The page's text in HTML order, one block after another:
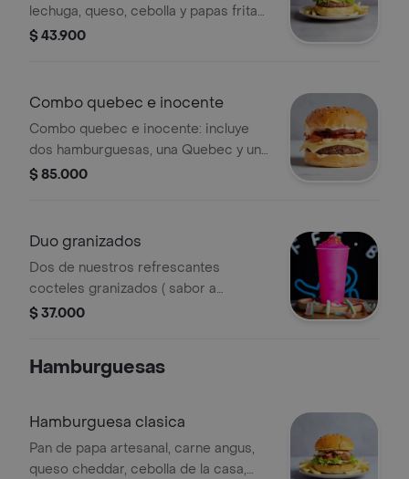
lechuga, queso, cebolla y papas fritas,
acompañada de gaseosa.
$ 43.900
Combo quebec e inocente
Combo quebec e inocente: incluye
dos hamburguesas, una Quebec y una
Inocente, acompañadas de papas y
$ 85.000
Duo granizados
Dos de nuestros refrescantes
cocteles granizados ( sabor a
elección).
$ 37.000
Hamburguesas
Hamburguesa clasica
Pan de papa artesanal, carne angus,
queso cheddar, cebolla de la casa,